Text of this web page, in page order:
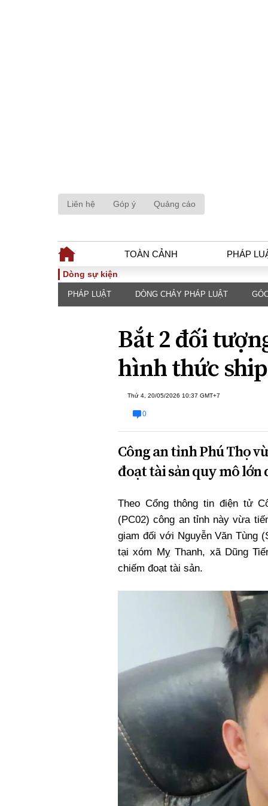
Liên hệ Góp ý Quảng cáo
TOÀN CẢNH PHÁP
TOÀN CẢNH
Chính sách
Đối thoại
luật
Góc
Hồ sơ
Tiếng
ĐA CHIỀU
Quan điểm
Xi nhan Trái Phải
Dòng sự kiện
PHÁP LUẬT DÒNG CHẢY PHÁP LUẬT
Bắt 2 đối
hình thức
Thứ 4, 20/05/2026 10:37 GMT+7
0
Công an tỉnh Phú Thọ
đoạt tài sản quy mô lớn
Theo Cổng thông tin điện tử
(PC02) công an tỉnh này vừa
giam đối với Nguyễn Văn Tùng
tại xóm Mỵ Thanh, xã Dũng
chiếm đoạt tài sản.